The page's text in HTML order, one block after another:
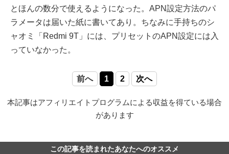
とほんの数分で使えるようになった。APN設定方法のパ
ラメータは届いた紙に書いてあり。ちなみに手持ちのシ
ャオミ「Redmi 9T」には、プリセットのAPN設定には入
っていなかった。
前へ 1 2 次へ
本記事はアフィリエイトプログラムによる収益を得ている場合
があります
この記事を読まれたあなたへのオススメ